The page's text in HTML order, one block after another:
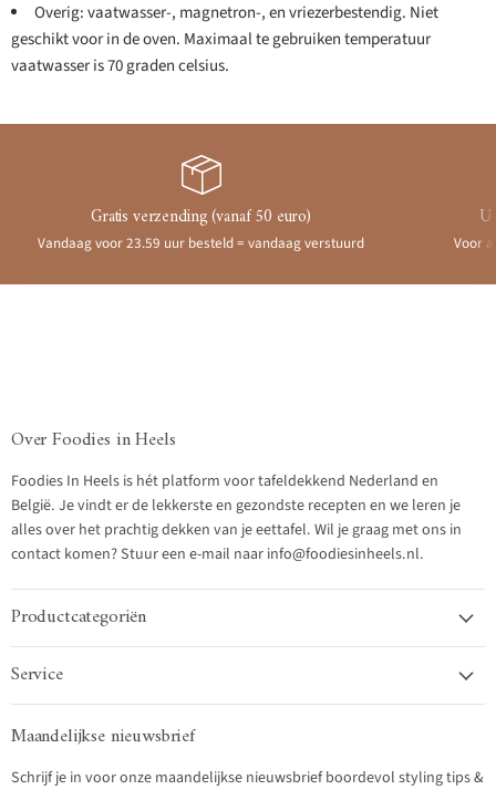
Overig: vaatwasser-, magnetron-, en vriezerbestendig. Niet
geschikt voor in de oven. Maximaal te gebruiken temperatuur
vaatwasser is 70 graden celsius.
Gratis verzending (vanaf 50 euro)
Vandaag voor 23.59 uur besteld = vandaag verstuurd Voor
Over Foodies in Heels
Foodies In Heels is hét platform voor tafeldekkend Nederland en
België. Je vindt er de lekkerste en gezondste recepten en we leren je
alles over het prachtig dekken van je eettafel. Wil je graag met ons in
contact komen? Stuur een e-mail naar info@foodiesinheels.nl.
Productcategoriën
Service
Maandelijkse nieuwsbrief
Schrijf je in voor onze maandelijkse nieuwsbrief boordevol styling tips &